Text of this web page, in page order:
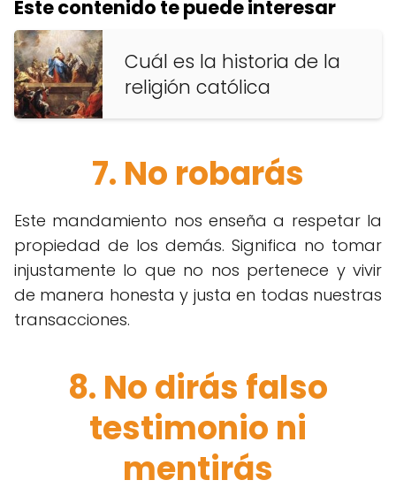
Este contenido te puede interesar
Cuál es la historia de la
religión católica
7. No robarás
Este mandamiento nos enseña a respetar la
propiedad de los demás. Significa no tomar
injustamente lo que no nos pertenece y vivir
de manera honesta y justa en todas nuestras
transacciones.
8. No dirás falso
testimonio ni
mentirás